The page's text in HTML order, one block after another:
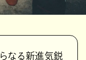
らなる新進気鋭